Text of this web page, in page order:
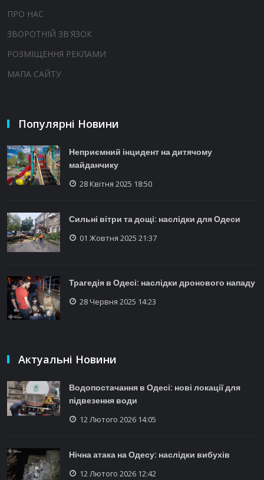
ПРО НАС
ЗВОРОТНІЙ ЗВ'ЯЗОК
РОЗМІЩЕННЯ РЕКЛАМИ
МАПА САЙТУ
Популярні Новини
Неприємний інцидент на дитячому
майданчику
28 Квітня 2025 18:50
Сильні вітри та дощі: наслідки для Одеси
01 Жовтня 2025 21:37
Трагедія в Одесі: наслідки дронового нападу
28 Червня 2025 14:23
Актуальні Новини
Водопостачання в Одесі: нові локації для
підвезення води
12 Лютого 2026 14:05
Нічна атака на Одесу: наслідки вибухів
12 Лютого 2026 12:42